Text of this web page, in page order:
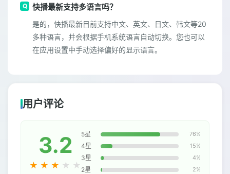
快播最新支持多语言吗？
是的，快播最新目前支持中文、英文、日文、韩文等20
多种语言，并会根据手机系统语言自动切换。您也可以
在应用设置中手动选择偏好的显示语言。
用户评论
3.2
★ ★ ★ ★ ★
5星 76%
4星 15%
3星 4%
2星 2%